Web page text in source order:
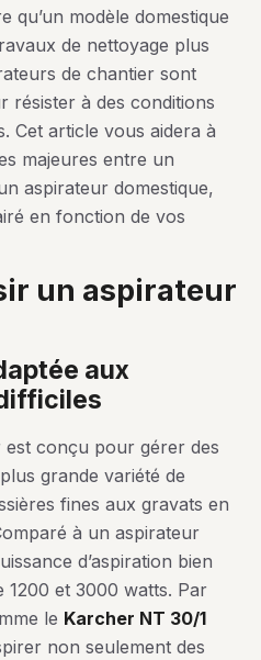
qu’un modèle domestique
de nettoyage plus
de chantier sont
résister à des conditions
Cet article vous aidera à
majeures entre un
aspirateur domestique,
en fonction de vos
conçu pour gérer des
grande variété de
fines aux gravats en
à un aspirateur
d’aspiration bien
et 3000 watts. Par
le Karcher NT 30/1
non seulement des